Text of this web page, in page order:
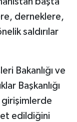
derneklere,
saldırılar
Bakanlığı ve
Başkanlığı
edildiğini